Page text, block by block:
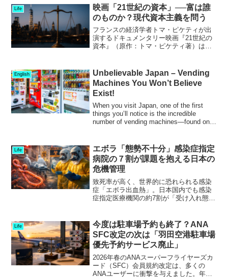
Life
映画「21世紀の資本」──富は誰
のものか？現代資本主義を問う
フランスの経済学者トマ・ピケティが出
演するドキュメンタリー映画『21世紀の
資本』（原作：トマ・ピケティ著）は、
会」は本当に実現しているのか？本作
は、そんな現代社会の根本的...
English
Unbelievable Japan – Vending
Machines You Won’t Believe
Exist!
When you visit Japan, one of the first
things you’ll notice is the incredible
number of vending machines—found on
Life
エボラ「態勢不十分」感染症指定
病院の７割が課題を抱える日本の
危機管理
致死率が高く、世界的に恐れられる感染
症「エボラ出血熱」。日本国内でも感染
症指定医療機関の約7割が「受け入れ態勢
症対策を考える上で非常に重要な課題で
す。１．そもそもエボラ...
Life
今度は駐車場予約も終了？ANA
SFC改定の次は「羽田空港駐車場
優先予約サービス廃止」
2026年春のANAスーパーフライヤーズカ
ード（SFC）会員規約改定は、多くの
ANAユーザーに衝撃を与えました。年間